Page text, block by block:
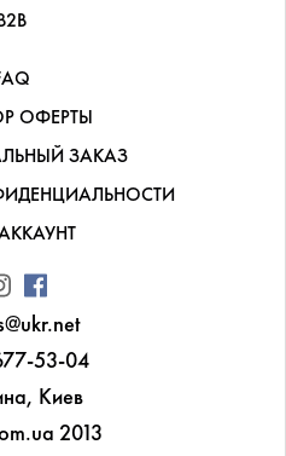
ОФЕРТЫ
ЗАКАЗ
53-04
Киев
2013